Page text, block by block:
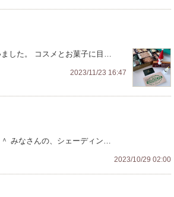
した。 コスメとお菓子に目…
2023/11/23 16:47
みなさんの、シェーディン…
2023/10/29 02:00